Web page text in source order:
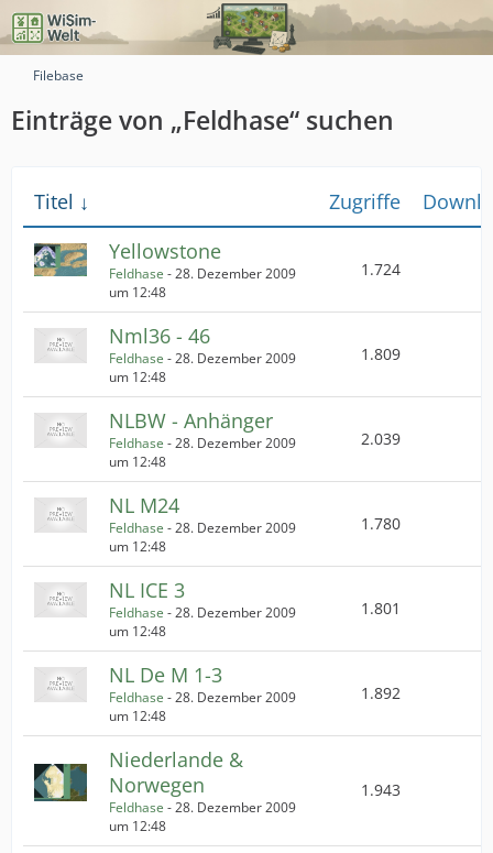
Filebase
Einträge von „Feldhase“ suchen
Titel Zugriffe
Yellowstone
Feldhase -28. Dezember 2009
um 12:48
1.724
Nml36 - 46
Feldhase -28. Dezember 2009
um 12:48
1.809
NLBW - Anhänger
Feldhase -28. Dezember 2009
um 12:48
2.039
NL M24
Feldhase -28. Dezember 2009
um 12:48
1.780
NL ICE 3
Feldhase -28. Dezember 2009
um 12:48
1.801
NL De M 1-3
Feldhase -28. Dezember 2009
um 12:48
1.892
Niederlande &
Norwegen
Feldhase -28. Dezember 2009
um 12:48
1.943